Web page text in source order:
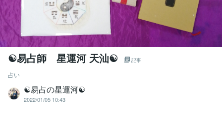
☯易占師 星運河 天汕☯ 記事
占い
☯易占の星運河☯
2022/01/05 10:43